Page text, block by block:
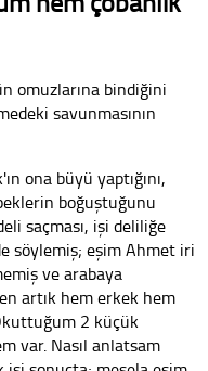
omuzlarına bindiğini
savunmasının
ona büyü yaptığını,
boğuştuğunu
saçması, işi deliliğe
söylemiş; eşim Ahmet iri
ve arabaya
artık hem erkek hem
2 küçük
var. Nasıl anlatsam